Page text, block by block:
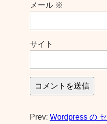
メール ※
サイト
Prev: Wordpress の